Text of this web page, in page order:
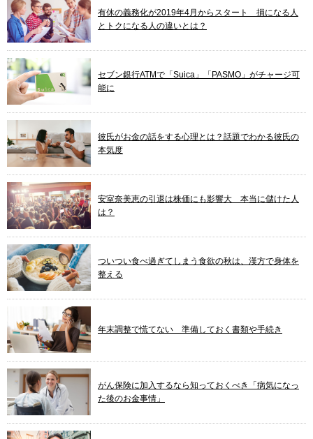
有休の義務化が2019年4月からスタート 損になる人
とトクになる人の違いとは？
セブン銀行ATMで「Suica」「PASMO」がチャージ可
能に
彼氏がお金の話をする心理とは？話題でわかる彼氏の
本気度
安室奈美恵の引退は株価にも影響大 本当に儲けた人
は？
ついつい食べ過ぎてしまう食欲の秋は、漢方で身体を
整える
年末調整で慌てない 準備しておく書類や手続き
がん保険に加入するなら知っておくべき「病気になっ
た後のお金事情」